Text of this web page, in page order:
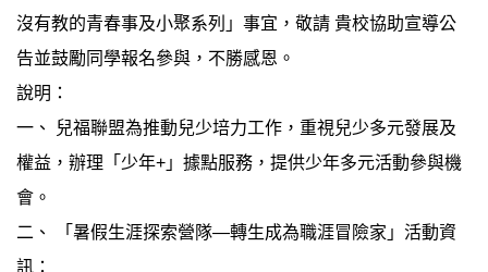
沒有教的青春事及小聚系列」事宜，敬請 貴校協助宣導公
告並鼓勵同學報名參與，不勝感恩。
說明：
一、 兒福聯盟為推動兒少培力工作，重視兒少多元發展及
權益，辦理「少年+」據點服務，提供少年多元活動參與機
會。
二、 「暑假生涯探索營隊—轉生成為職涯冒險家」活動資
訊：